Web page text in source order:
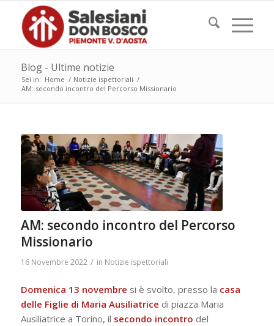
Blog - Ultime notizie
Sei in: Home / Notizie ispettoriali /
AM: secondo incontro del Percorso Missionario
AM: secondo incontro del Percorso
Missionario
16 Novembre 2022 / in Notizie ispettoriali
Domenica 13 novembre si è svolto, presso la casa
delle Figlie di Maria Ausiliatrice di piazza Maria
Ausiliatrice a Torino, il secondo incontro del